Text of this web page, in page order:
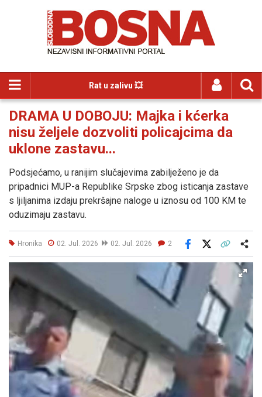
Rat u zalivu 💥
DRAMA U DOBOJU: Majka i kćerka
nisu željele dozvoliti policajcima da
uklone zastavu...
Podsjećamo, u ranijim slučajevima zabilježeno je da
pripadnici MUP-a Republike Srpske zbog isticanja zastave
s ljiljanima izdaju prekršajne naloge u iznosu od 100 KM te
oduzimaju zastavu.
Hronika 02. Jul. 2026 02. Jul. 2026 2
Facebook